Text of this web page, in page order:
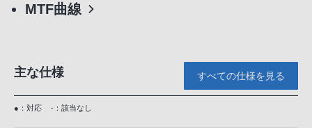
MTF曲線
主な仕様 すべての仕様を見る
●：対応 -：該当なし